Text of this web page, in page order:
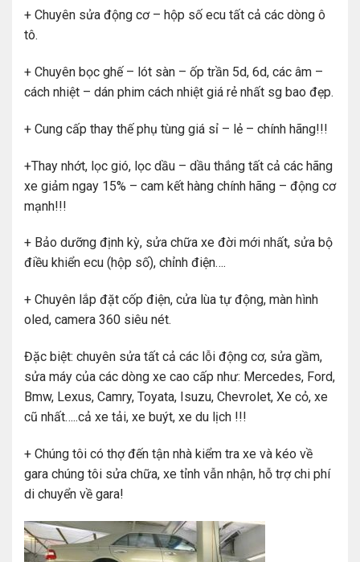
+ Chuyên sửa động cơ – hộp số ecu tất cả các dòng ô
tô.
+ Chuyên bọc ghế – lót sàn – ốp trần 5d, 6d, các âm –
cách nhiệt – dán phim cách nhiệt giá rẻ nhất sg bao đẹp.
+ Cung cấp thay thế phụ tùng giá sỉ – lẻ – chính hãng!!!
+Thay nhớt, lọc gió, lọc dầu – dầu thắng tất cả các hãng
xe giảm ngay 15% – cam kết hàng chính hãng – động cơ
mạnh!!!
+ Bảo dưỡng định kỳ, sửa chữa xe đời mới nhất, sửa bộ
điều khiển ecu (hộp số), chỉnh điện….
+ Chuyên lắp đặt cốp điện, cửa lùa tự động, màn hình
oled, camera 360 siêu nét.
Đặc biệt: chuyên sửa tất cả các lỗi động cơ, sửa gầm,
sửa máy của các dòng xe cao cấp như: Mercedes, Ford,
Bmw, Lexus, Camry, Toyata, Isuzu, Chevrolet, Xe cỏ, xe
cũ nhất…..cả xe tải, xe buýt, xe du lịch !!!
+ Chúng tôi có thợ đến tận nhà kiểm tra xe và kéo về
gara chúng tôi sửa chữa, xe tỉnh vẫn nhận, hỗ trợ chi phí
di chuyển về gara!